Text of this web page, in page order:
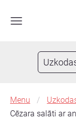
Menu
Cēzara salāti ar